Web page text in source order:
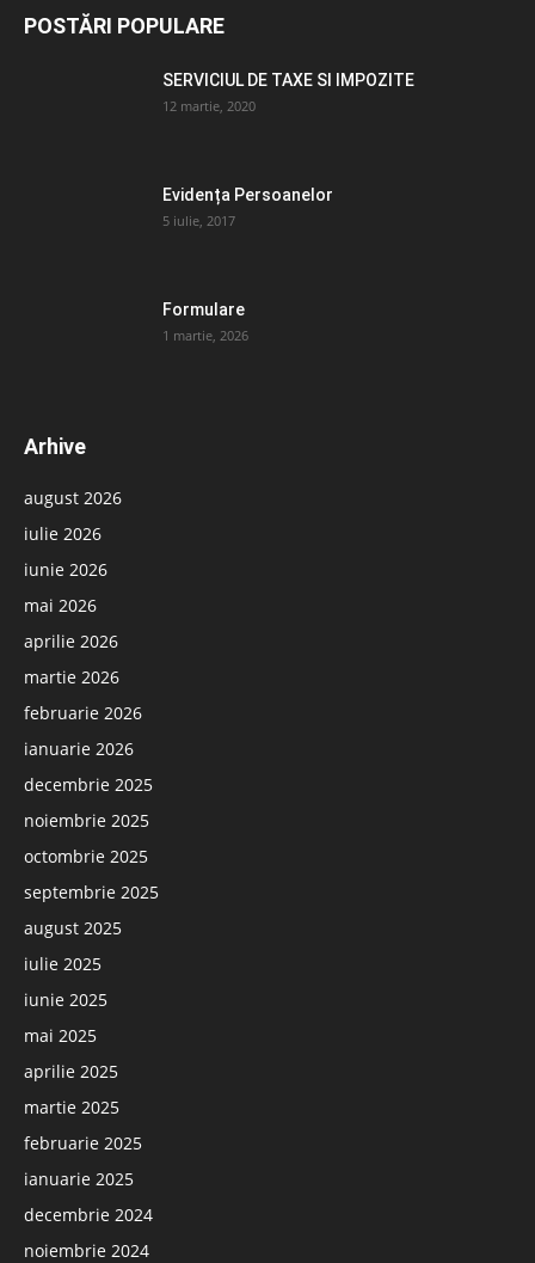
POSTĂRI POPULARE
SERVICIUL DE TAXE SI IMPOZITE
12 martie, 2020
Evidența Persoanelor
5 iulie, 2017
Formulare
1 martie, 2026
Arhive
august 2026
iulie 2026
iunie 2026
mai 2026
aprilie 2026
martie 2026
februarie 2026
ianuarie 2026
decembrie 2025
noiembrie 2025
octombrie 2025
septembrie 2025
august 2025
iulie 2025
iunie 2025
mai 2025
aprilie 2025
martie 2025
februarie 2025
ianuarie 2025
decembrie 2024
noiembrie 2024